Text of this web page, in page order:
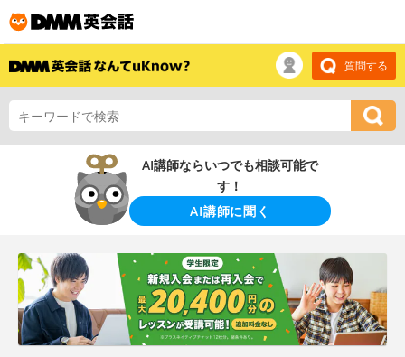
質問する
AI講師ならいつでも相談可能で
す！
AI講師に聞く